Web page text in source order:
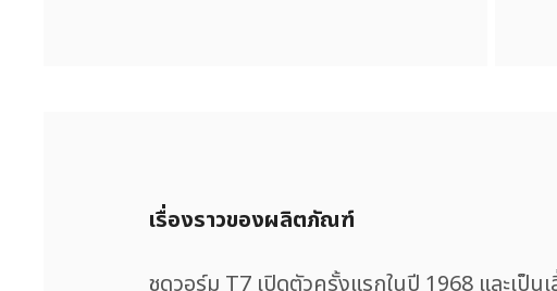
เรื่องราวของผลิตภัณฑ์